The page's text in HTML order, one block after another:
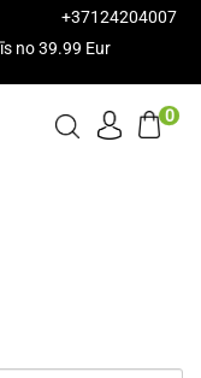
+37124204007
no 39.99 Eur
0